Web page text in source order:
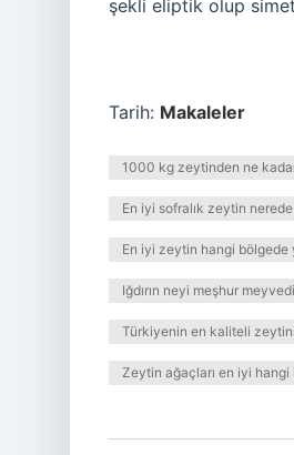
şekli eliptik olup
Tarih: Makaleler
1000 kg zeytinden ne
En iyi sofralık zeytin
En iyi zeytin hangi bölgede
Iğdırın neyi meşhur
Türkiyenin en kaliteli
Zeytin ağaçları en iyi